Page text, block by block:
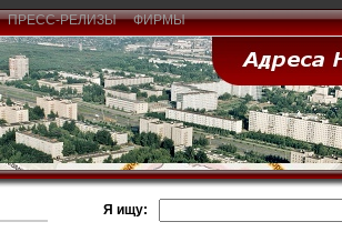
ПРЕСС-РЕЛИЗЫ ФИРМЫ
Я ищу: